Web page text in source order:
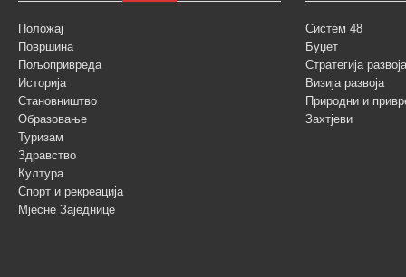
Положај
Површина
Пољопривреда
Историја
Становништво
Образовање
Туризам
Здравство
Култура
Спорт и рекреација
Мјесне Заједнице
Систем 48
Буџет
Стратегија
Визија развоја
Природни и
Захтјеви